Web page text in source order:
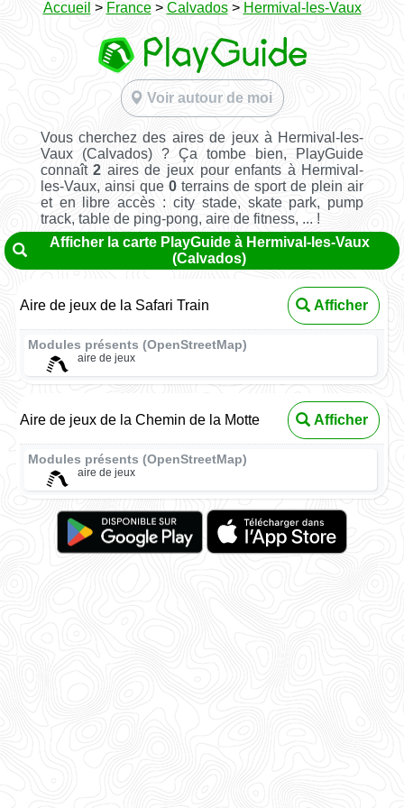
Accueil > France> Calvados> Hermival-les-Vaux
Voir autour de moi
Vous cherchez des aires de jeux à Hermival-les-
Vaux (Calvados) ? Ça tombe bien, PlayGuide
connaît2 aires de jeux pour enfants à Hermival-
les-Vaux, ainsi que 0terrains de sport de plein air
et en libre accès : city stade, skate park, pump
track, table de ping-pong, aire de fitness, ... !
Afficher la carte PlayGuide à Hermival-les-Vaux
(Calvados)
Aire de jeux de la Safari Train Afficher
Modules présents (OpenStreetMap)
aire de jeux
Aire de jeux de la Chemin de la Motte Afficher
Modules présents (OpenStreetMap)
aire de jeux